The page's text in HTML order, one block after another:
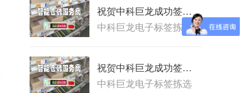
祝贺中科巨龙成功签约复星国药物流配送中心电子标签拣货系统
中科巨龙电子标签拣选
系统，历经10余年,已经
件公司的ERP、WMS进
行数据对接；并应用在
包括ERP/WMS、自动化
祝贺中科巨龙成功签约河南陆港医药物流配送中心电子标签拣货系统
中科巨龙电子标签拣选